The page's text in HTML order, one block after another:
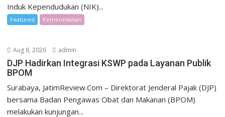
Induk Kependudukan (NIK)...
Featured Pemerintahan
Aug 8, 2026 admin
DJP Hadirkan Integrasi KSWP pada Layanan Publik
BPOM
Surabaya, JatimReview.Com – Direktorat Jenderal Pajak (DJP)
bersama Badan Pengawas Obat dan Makanan (BPOM)
melakukan kunjungan...